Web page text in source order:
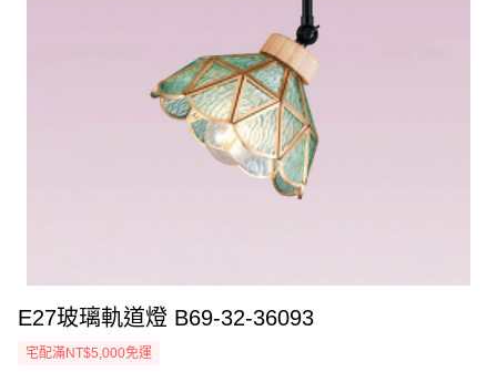
E27玻璃軌道燈 B69-32-36093
宅配滿NT$5,000免運